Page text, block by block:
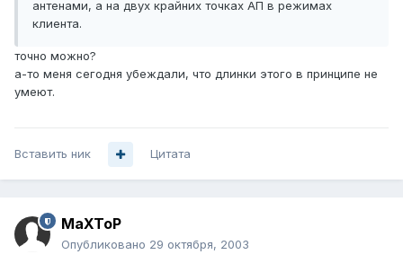
антенами, а на двух крайних точках АП в режимах
клиента.
точно можно?
а-то меня сегодня убеждали, что длинки этого в принципе не
умеют.
Вставить ник Цитата
MaXToP
Опубликовано 29 октября, 2003